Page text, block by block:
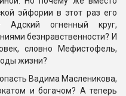
эйфории в этот раз его
огненный круг,
безнравственности? И
словно Мефистофель,
жизни?
Вадима Масленикова,
и богачом? А теперь